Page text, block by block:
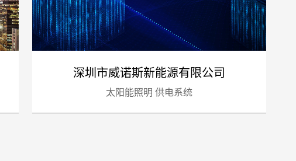
深圳市威诺斯新能源有限公司
太阳能照明 供电系统
您的预算 1万-3万 3万-5万 5万-8万 8万以上